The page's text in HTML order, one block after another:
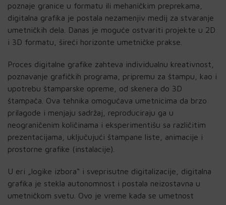
poznaje granice u formatu ili mehaničkim preprekama,
digitalna grafika je postala nezamenjiv medij za stvaranje
umetničkih dela. Danas je moguće ostvariti projekte u 2D
i 3D formatu, šireći horizonte umetničke prakse.
Proces digitalne grafike zahteva individualnu kreativnost,
poznavanje grafičkih programa, pripremu za štampu, kao i
upotrebu štamparske opreme, od skenera do 3D
štampača. Ova tehnika omogućava umetnicima da brzo
prilagode i menjaju sadržaj, reproduciraju ga u
neograničenim količinama i eksperimentišu sa različitim
prezentacijama, uključujući štampane liste, animacije i
prostorne grafike (instalacije).
U eri „logike izbora“ i sveprisutne digitalizacije, digitalna
grafika je stekla autonomnost i postala neizostavna u
umetničkom svetu. Ovo je vreme kada se umetnost